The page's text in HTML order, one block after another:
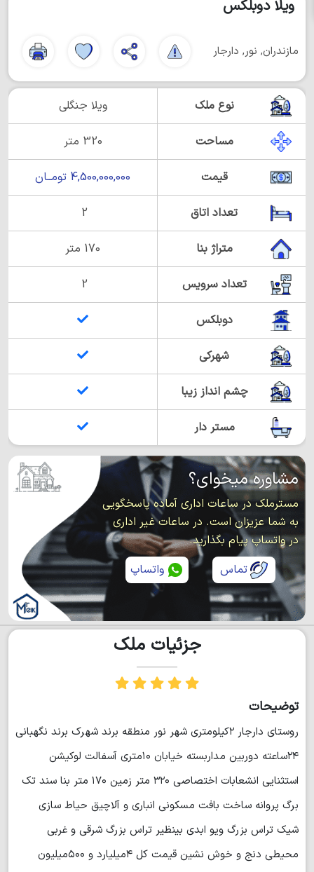
ویلا دوبلکس
مازندران, نور, دارجار
نوع ملک ویلا جنگلی
مساحت 320 متر
قیمت 4,500,000,000 تومــان
تعداد اتاق 2
متراژ بنا 170 متر
تعداد سرویس 2
دوبلکس
شهرکی
چشم انداز زیبا
مستر دار
مشاوره میخوای؟
مسترملک در ساعات اداری آماده پاسخگویی
به شما عزیزان است. در ساعات غیر اداری
در واتساپ پیام بگذارید.
تماس
واتساپ
جزئیات ملک
توضیحات
روستای دارجار ۲کیلومتری شهر نور منطقه برند شهرک برند نگهبانی
۲۴ساعته دوربین مداربسته خیابان ۱۰متری آسفالت لوکیشن
استثنایی انشعابات اختصاصی ۳۲۰ متر زمین ۱۷۰ متر بنا سند تک
برگ پروانه ساخت بافت مسکونی انباری و آلاچیق حیاط سازی
شیک تراس بزرگ ویو ابدی بینظیر تراس بزرگ شرقی و غربی
محیطی دنج و خوش نشین قیمت کل ۴میلیارد و ۵۰۰میلیون